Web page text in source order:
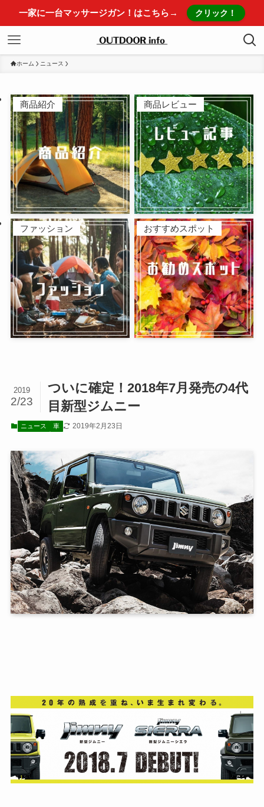
一家に一台マッサージガン！はこちら→ クリック！
ホーム ニュース
商品紹介 商品レビュー
ファッション おすすめスポット
ついに確定！2018年7月発売の4代
目新型ジムニー
2019
2/23
ニュース 車 2019年2月23日